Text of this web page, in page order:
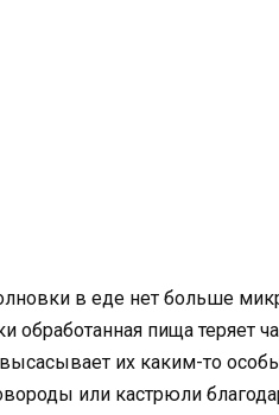
в еде нет больше
обработанная пища теряет
их каким-то
или кастрюли